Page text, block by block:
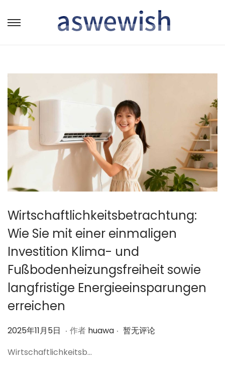
转
航
跳
容
Wirtschaftlichkeitsbetrachtung:
Wie Sie mit einer einmaligen
Investition Klima- und
Fußbodenheizungsfreiheit sowie
langfristige Energieeinsparungen
erreichen
作
2025年11月5日 2
2
. 作者 huawa . 暂无评论
Wirtschaftlichkeitsb…